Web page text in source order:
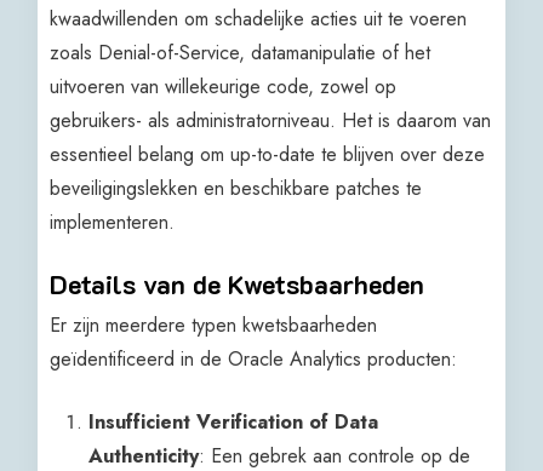
kwaadwillenden om schadelijke acties uit te voeren
zoals Denial-of-Service, datamanipulatie of het
uitvoeren van willekeurige code, zowel op
gebruikers- als administratorniveau. Het is daarom van
essentieel belang om up-to-date te blijven over deze
beveiligingslekken en beschikbare patches te
implementeren.
Details van de Kwetsbaarheden
Er zijn meerdere typen kwetsbaarheden
geïdentificeerd in de Oracle Analytics producten:
Insufficient Verification of Data
Authenticity: Een gebrek aan controle op de